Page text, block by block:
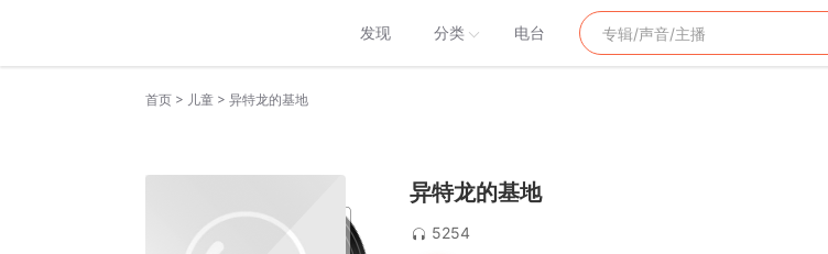
发现 分类 电台
首页 > 儿童 > 异特龙的基地
异特龙的基地
5254